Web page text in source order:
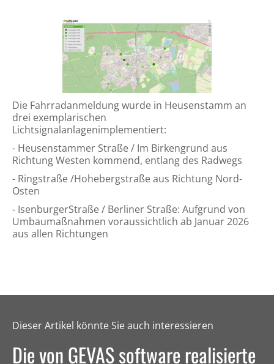
Die Fahrradanmeldung wurde in Heusenstamm an
drei exemplarischen
Lichtsignalanlagenimplementiert:
- Heusenstammer Straße / Im Birkengrund aus
Richtung Westen kommend, entlang des Radwegs
- Ringstraße /Hohebergstraße aus Richtung Nord-
Osten
- IsenburgerStraße / Berliner Straße: Aufgrund von
Umbaumaßnahmen voraussichtlich ab Januar 2026
aus allen Richtungen
Dieser Artikel könnte Sie auch interessieren
Die von GEVAS software realisierte